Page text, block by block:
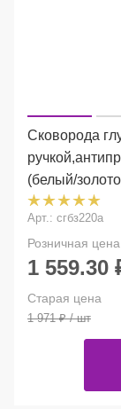
Сковорода
(белый/
Арт.: сгбз220а
Розничная цена
1 559.30
Старая цена
1 971₽/ шт